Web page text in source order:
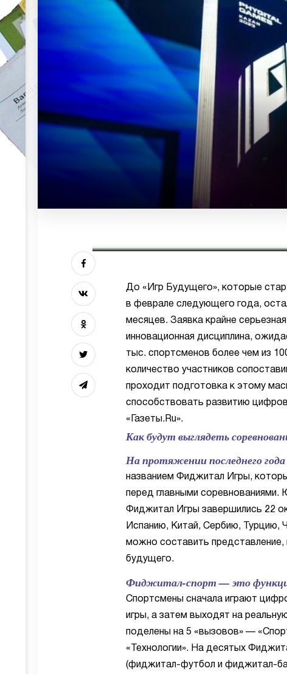
До «Игр Будущего», которые
в феврале следующего года,
месяцев. Заявка крайне
инновационная дисциплина,
тыс. спортсменов более чем из
количество участников
проходит подготовка к этому
способствовать развитию
«Газеты.Ru».
Как будут выглядеть
На протяжении последнего
названием Фиджитал Игры,
перед главными
Фиджитал Игры завершились 22
Испанию, Китай, Сербию, Турцию,
можно составить представление,
будущего.
Фиджитал-спорт — это
Спортсмены сначала играют
игры, а затем выходят на
поделены на 5 «вызовов» —
«Технологии». На десятых
(фиджитал-футбол и фиджитал-